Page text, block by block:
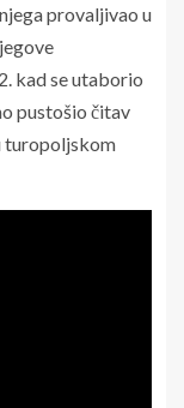
provaljivao u
kad se utaborio
pustošio čitav
turopoljskom